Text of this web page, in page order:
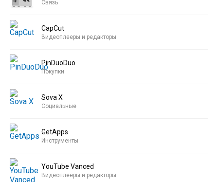
Связь
CapCut
Видеоплееры и редакторы
PinDuoDuo
Покупки
Sova X
Социальные
GetApps
Инструменты
YouTube Vanced
Видеоплееры и редакторы